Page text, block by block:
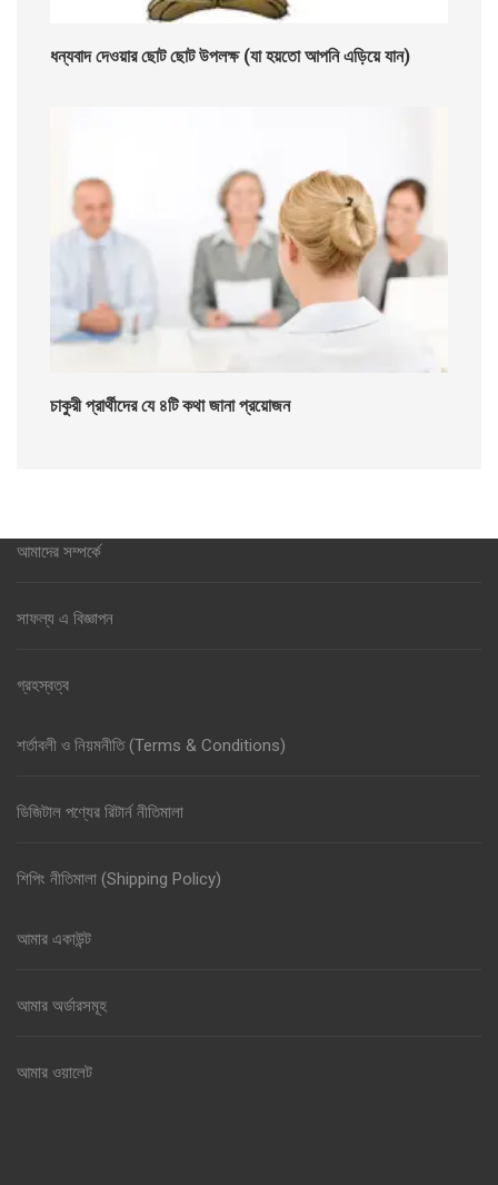
ধন্যবাদ দেওয়ার ছোট ছোট উপলক্ষ (যা হয়তো আপনি এড়িয়ে যান)
চাকুরী প্রার্থীদের যে ৪টি কথা জানা প্রয়োজন
আমাদের সম্পর্কে
সাফল্য এ বিজ্ঞাপন
গ্রহস্বত্ব
শর্তাবলী ও নিয়মনীতি (Terms & Conditions)
ডিজিটাল পণ্যের রিটার্ন নীতিমালা
শিপিং নীতিমালা (Shipping Policy)
আমার একাউন্ট
আমার অর্ডারসমূহ
আমার ওয়ালেট